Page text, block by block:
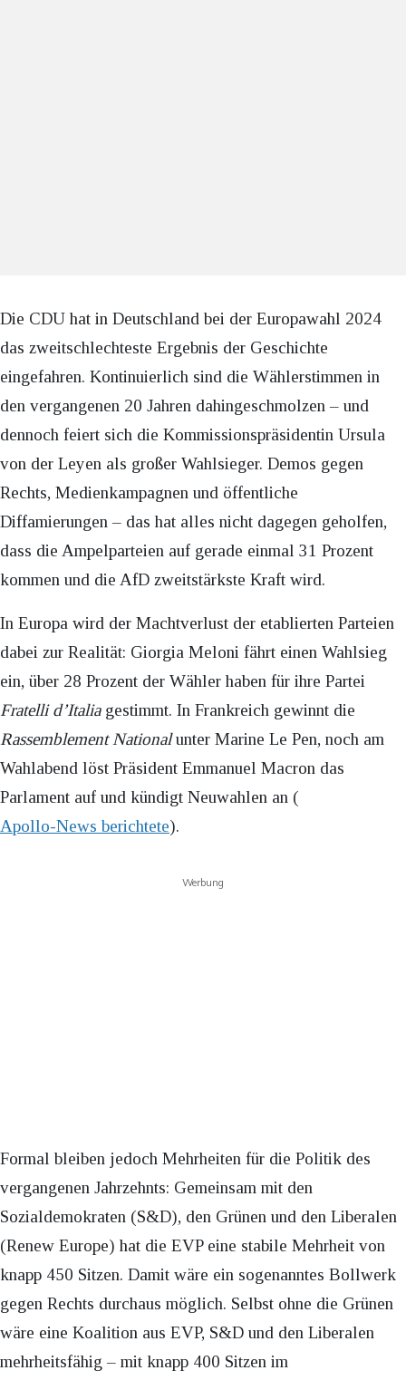
Die CDU hat in Deutschland bei der Europawahl 2024
das zweitschlechteste Ergebnis der Geschichte
eingefahren. Kontinuierlich sind die Wählerstimmen in
den vergangenen 20 Jahren dahingeschmolzen – und
dennoch feiert sich die Kommissionspräsidentin Ursula
von der Leyen als großer Wahlsieger. Demos gegen
Rechts, Medienkampagnen und öffentliche
Diffamierungen – das hat alles nicht dagegen geholfen,
dass die Ampelparteien auf gerade einmal 31 Prozent
kommen und die AfD zweitstärkste Kraft wird.
In Europa wird der Machtverlust der etablierten Parteien
dabei zur Realität: Giorgia Meloni fährt einen Wahlsieg
ein, über 28 Prozent der Wähler haben für ihre Partei
Fratelli d’Italia gestimmt. In Frankreich gewinnt die
Rassemblement Nationalunter Marine Le Pen, noch am
Wahlabend löst Präsident Emmanuel Macron das
Parlament auf und kündigt Neuwahlen an (
Apollo-News berichtete).
Werbung
Formal bleiben jedoch Mehrheiten für die Politik des
vergangenen Jahrzehnts: Gemeinsam mit den
Sozialdemokraten (S&D), den Grünen und den Liberalen
(Renew Europe) hat die EVP eine stabile Mehrheit von
knapp 450 Sitzen. Damit wäre ein sogenanntes Bollwerk
gegen Rechts durchaus möglich. Selbst ohne die Grünen
wäre eine Koalition aus EVP, S&D und den Liberalen
mehrheitsfähig – mit knapp 400 Sitzen im